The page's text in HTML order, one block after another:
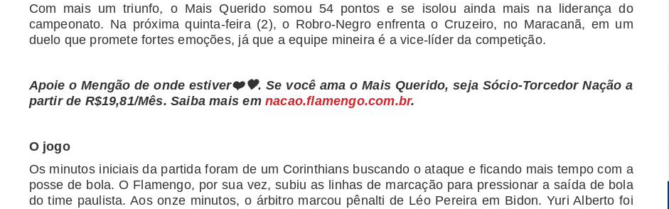
Com mais um triunfo, o Mais Querido somou 54 pontos e se isolou ainda mais na liderança do
campeonato. Na próxima quinta-feira (2), o Robro-Negro enfrenta o Cruzeiro, no Maracanã, em um
duelo que promete fortes emoções, já que a equipe mineira é a vice-líder da competição.
Apoie o Mengão de onde estiver❤️🖤. Se você ama o Mais Querido, seja Sócio-Torcedor Nação a
partir de R$19,81/Mês. Saiba mais em nacao.flamengo.com.br.
O jogo
Os minutos iniciais da partida foram de um Corinthians buscando o ataque e ficando mais tempo com a
posse de bola. O Flamengo, por sua vez, subiu as linhas de marcação para pressionar a saída de bola
do time paulista. Aos onze minutos, o árbitro marcou pênalti de Léo Pereira em Bidon. Yuri Alberto foi